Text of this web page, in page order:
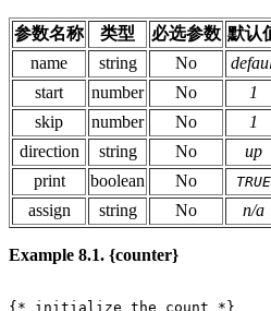
参数名称 类型 必选参数 默认
name
string No
start
number No 1
skip
number No 1
direction
string No up
print
boolean No TRUE
assign
string No n/a
Example 8.1. {counter}
{* initialize the count *}